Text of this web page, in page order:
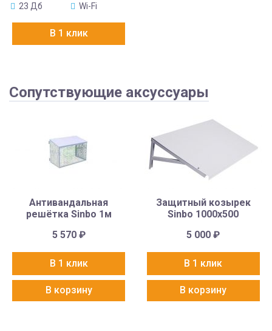
23 Дб
Wi-Fi
В 1 клик
Сопутствующие аксуссуары
Антивандальная
решётка Sinbo 1м
5 570 ₽
В 1 клик
В корзину
Защитный козырек
Sinbo 1000х500
5 000₽
В 1 клик
В корзину